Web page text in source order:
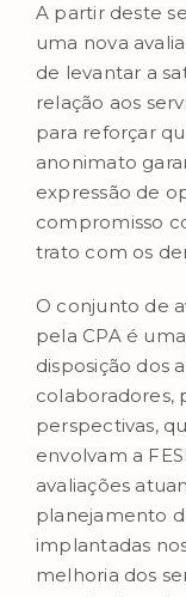
A partir deste
uma nova
de levantar a
relação aos
para reforçar
anonimato
expressão de
compromisso
trato com os
O conjunto de
pela CPA é
disposição dos
colaboradores,
perspectivas,
envolvam a
avaliações
planejamento
implantadas
melhoria dos